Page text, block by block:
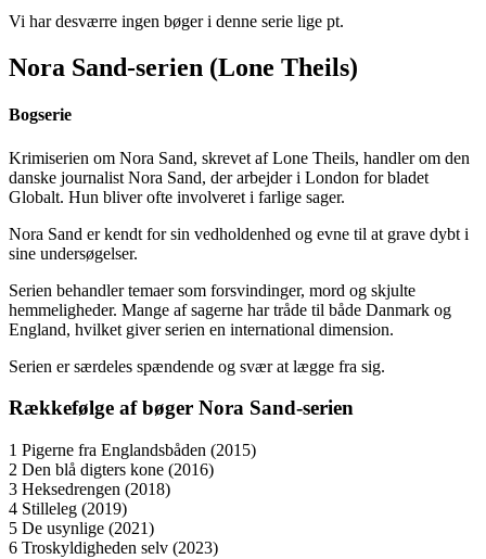
Vi har desværre ingen bøger i denne serie lige pt.
Nora Sand-serien (Lone Theils)
Bogserie
Krimiserien om Nora Sand, skrevet af Lone Theils, handler om den
danske journalist Nora Sand, der arbejder i London for bladet
Globalt. Hun bliver ofte involveret i farlige sager.
Nora Sand er kendt for sin vedholdenhed og evne til at grave dybt i
sine undersøgelser.
Serien behandler temaer som forsvindinger, mord og skjulte
hemmeligheder. Mange af sagerne har tråde til både Danmark og
England, hvilket giver serien en international dimension.
Serien er særdeles spændende og svær at lægge fra sig.
Rækkefølge af bøger Nora Sand-serien
1 Pigerne fra Englandsbåden (2015)
2 Den blå digters kone (2016)
3 Heksedrengen (2018)
4 Stilleleg (2019)
5 De usynlige (2021)
6 Troskyldigheden selv (2023)